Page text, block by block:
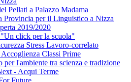
Pellati a Palazzo Madama
Provincia per il Linguistico a Nizza
2019/2020
click per la scuola"
Stress Lavoro-correlato
Classi Prime
per l'ambiente tra scienza e tradizione
- Acqui Terme